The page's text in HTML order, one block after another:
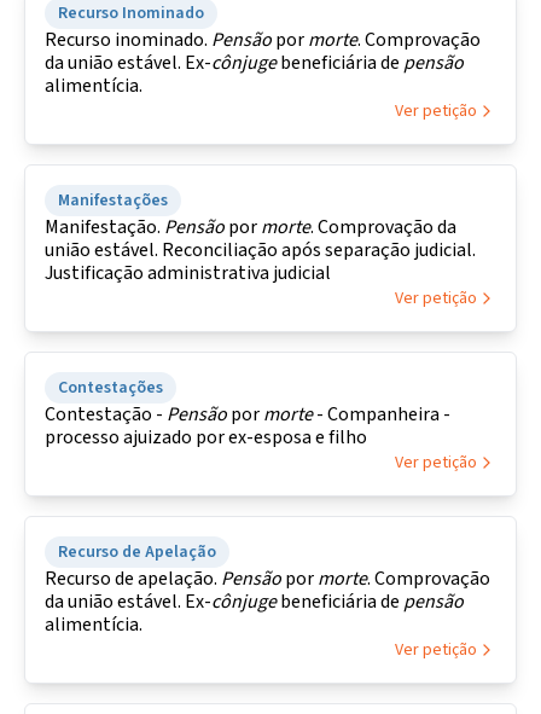
Recurso Inominado
Recurso inominado. Pensãopormorte. Comprovação
da união estável. Ex-cônjugebeneficiária de pensão
alimentícia.
Ver petição
Manifestações
Manifestação. Pensãopormorte. Comprovação da
união estável. Reconciliação após separação judicial.
Justificação administrativa judicial
Ver petição
Contestações
Contestação - Pensãopormorte- Companheira -
processo ajuizado por ex-esposa e filho
Ver petição
Recurso de Apelação
Recurso de apelação. Pensãopormorte. Comprovação
da união estável. Ex-cônjugebeneficiária de pensão
alimentícia.
Ver petição